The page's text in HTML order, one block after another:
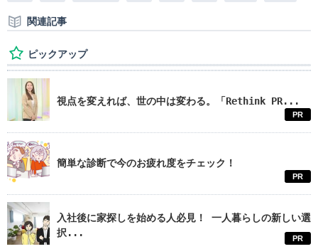
関連記事
ピックアップ
視点を変えれば、世の中は変わる。「Rethink PR...
PR
簡単な診断で今のお疲れ度をチェック！
PR
入社後に家探しを始める人必見！ 一人暮らしの新しい選
択...
PR